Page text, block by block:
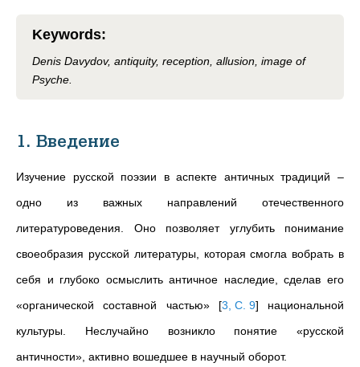
Keywords:
Denis Davydov, antiquity, reception, allusion, image of
Psyche.
1. Введение
Изучение русской поэзии в аспекте античных традиций –
одно из важных направлений отечественного
литературоведения. Оно позволяет углубить понимание
своеобразия русской литературы, которая смогла вобрать в
себя и глубоко осмыслить античное наследие, сделав его
«органической составной частью» [3, С. 9] национальной
культуры. Неслучайно возникло понятие «русской
античности», активно вошедшее в научный оборот.